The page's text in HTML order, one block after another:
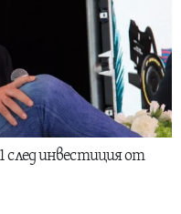
след инвестиция от